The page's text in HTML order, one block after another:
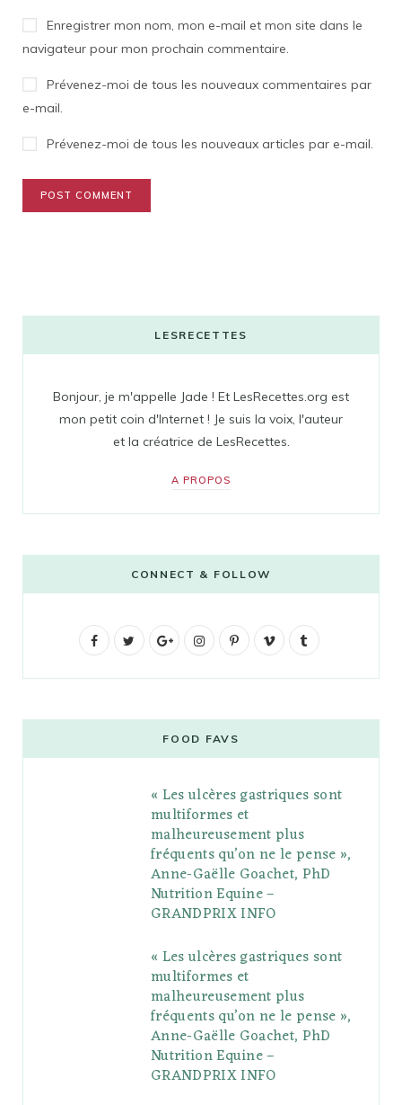
Enregistrer mon nom, mon e-mail et mon site dans le
navigateur pour mon prochain commentaire.
Prévenez-moi de tous les nouveaux commentaires par
e-mail.
Prévenez-moi de tous les nouveaux articles par e-mail.
LESRECETTES
Bonjour, je m'appelle Jade ! Et LesRecettes.org est
mon petit coin d'Internet ! Je suis la voix, l'auteur
et la créatrice de LesRecettes.
A PROPOS
CONNECT & FOLLOW
F
b
t
G
g
l
e
P
l
s
I
t
a
g
r
a
m
P
e
r
e
s
V
o
l
r
FOOD FAVS
« Les ulcères gastriques sont
multiformes et
malheureusement plus
fréquents qu’on ne le pense »,
Anne-Gaëlle Goachet, PhD
Nutrition Equine –
GRANDPRIX INFO
« Les ulcères gastriques sont
multiformes et
malheureusement plus
fréquents qu’on ne le pense »,
Anne-Gaëlle Goachet, PhD
Nutrition Equine –
GRANDPRIX INFO